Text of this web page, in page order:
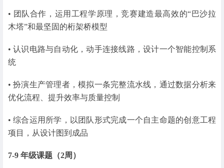
• 团队合作，运用工程学原理，竞赛建造最高效的“巴沙拉
木塔”和最坚固的桁架桥模型
• 认识电路与自动化，动手连接线路，设计一个智能控制系
统
• 扮演生产管理者，模拟一条完整流水线，通过数据分析来
优化流程、提升效率与质量控制
• 综合运用所学，以团队形式完成一个自主命题的创意工程
项目，从设计图到成品
7-9 年级课题（2周）